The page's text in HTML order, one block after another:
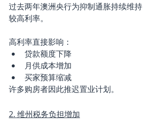
过去两年澳洲央行为抑制通胀持续维持
较高利率。
高利率直接影响：
贷款额度下降
月供成本增加
买家预算缩减
许多购房者因此推迟置业计划。
2. 维州税务负担增加